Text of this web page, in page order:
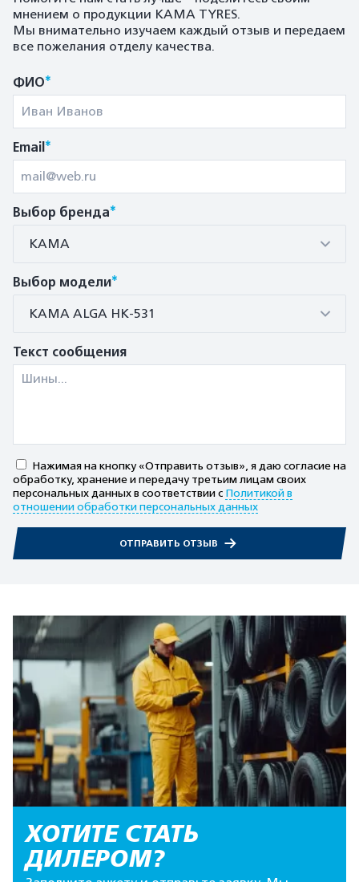
мнением о продукции KAMA TYRES.
Мы внимательно изучаем каждый отзыв и передаем
все пожелания отделу качества.
ФИО*
Email*
Выбор бренда*
КАМА
Выбор модели*
КАМА ALGA HK-531
Текст сообщения
Нажимая на кнопку «Отправить отзыв», я даю согласие на
обработку, хранение и передачу третьим лицам своих
персональных данных в соответствии с Политикой в
отношении обработки персональных данных
ОТПРАВИТЬ ОТЗЫВ
ХОТИТЕ СТАТЬ
ДИЛЕРОМ?